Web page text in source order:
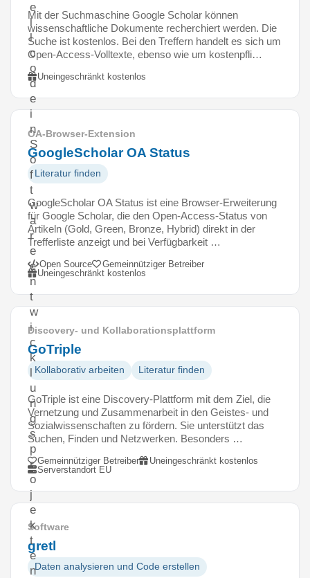
e
l
l
c
o
d
e
i
n
S
o
f
t
w
a
r
e
e
n
t
w
i
c
k
l
u
n
g
s
p
r
o
j
e
k
t
e
n
Mit der Suchmaschine Google Scholar können
wissenschaftliche Dokumente recherchiert werden. Die
Suche ist kostenlos. Bei den Treffern handelt es sich um
Open-Access-Volltexte, ebenso wie um kostenpfli…
Uneingeschränkt kostenlos
OA-Browser-Extension
GoogleScholar OA Status
Literatur finden
GoogleScholar OA Status ist eine Browser-Erweiterung
für Google Scholar, die den Open-Access-Status von
Artikeln (Gold, Green, Bronze, Hybrid) direkt in der
Trefferliste anzeigt und bei Verfügbarkeit …
Open Source
Gemeinnütziger Betreiber
Uneingeschränkt kostenlos
Discovery- und Kollaborationsplattform
GoTriple
Kollaborativ arbeiten Literatur finden
GoTriple ist eine Discovery-Plattform mit dem Ziel, die
Vernetzung und Zusammenarbeit in den Geistes- und
Sozialwissenschaften zu fördern. Sie unterstützt das
Suchen, Finden und Netzwerken. Besonders …
Gemeinnütziger Betreiber
Uneingeschränkt kostenlos
Serverstandort EU
Software
gretl
Daten analysieren und Code erstellen